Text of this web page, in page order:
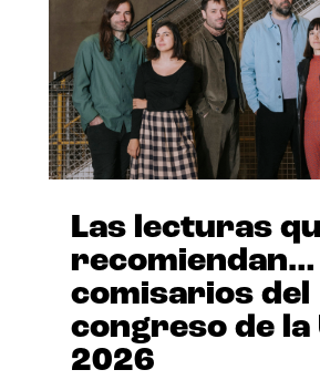
Las lecturas
recomiendan…
comisarios del
congreso de la
2026